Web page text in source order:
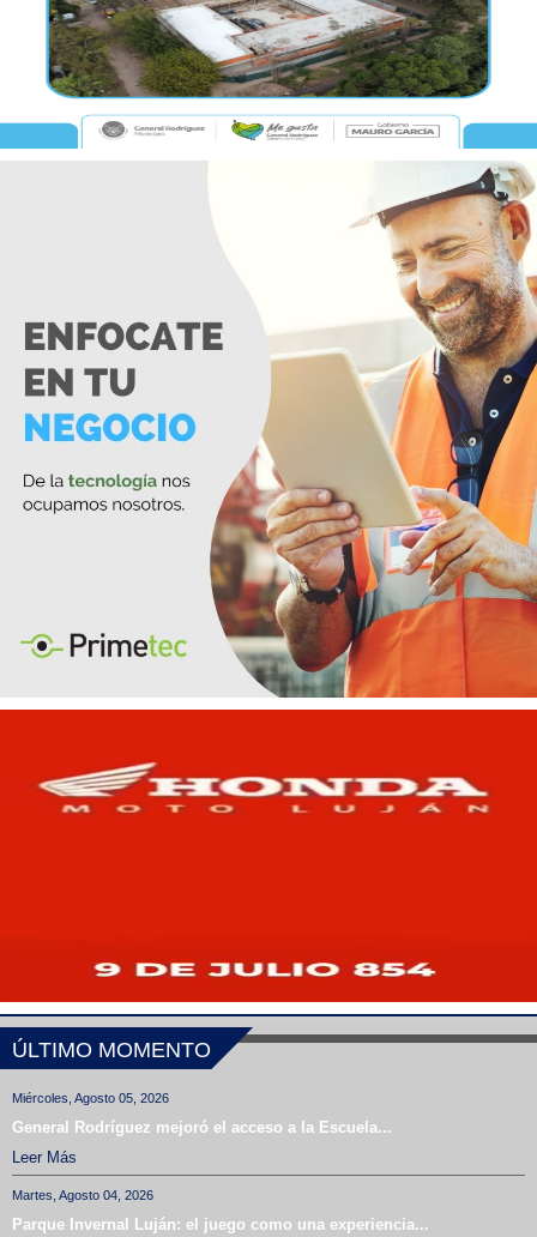
ÚLTIMO MOMENTO
Miércoles, Agosto 05, 2026
General Rodríguez mejoró el acceso a la Escuela...
Leer Más
Martes, Agosto 04, 2026
Parque Invernal Luján: el juego como una experiencia...